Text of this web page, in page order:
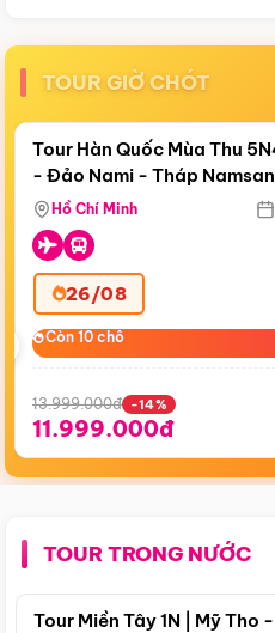
TOUR GIỜ CHÓT
Còn19 ngày 03:08:41
Tour Hàn Quốc Mùa Thu
- Đảo Nami - Tháp
Airways)
Hồ Chí Minh
26/08
Còn 10 chỗ
Còn 10 chỗ
13.999.000đ -14%
11.999.000đ
TOUR TRONG NƯỚC
Tour Miền Tây 1N | Mỹ Tho